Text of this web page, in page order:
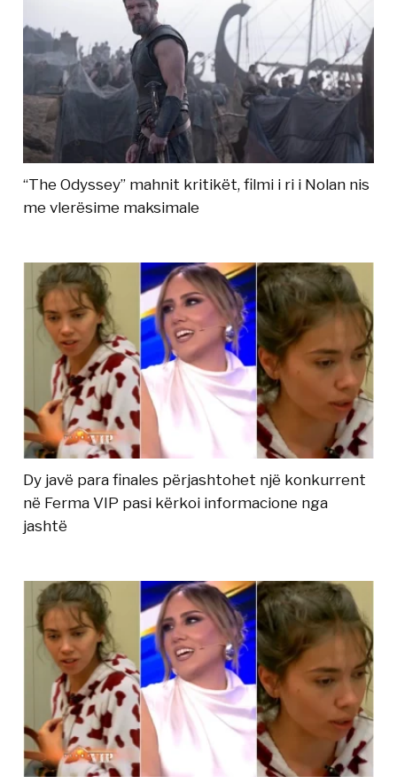
“The Odyssey” mahnit kritikët, filmi i ri i Nolan nis
me vlerësime maksimale
Dy javë para finales përjashtohet një konkurrent
në Ferma VIP pasi kërkoi informacione nga
jashtë